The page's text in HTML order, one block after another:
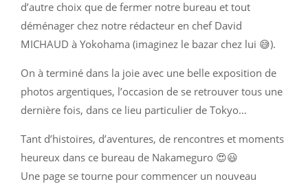
d’autre choix que de fermer notre bureau et tout
déménager chez notre rédacteur en chef David
MICHAUD à Yokohama (imaginez le bazar chez lui 😅).
On à terminé dans la joie avec une belle exposition de
photos argentiques, l’occasion de se retrouver tous une
dernière fois, dans ce lieu particulier de Tokyo…
Tant d’histoires, d’aventures, de rencontres et moments
heureux dans ce bureau de Nakameguro 😍😃
Une page se tourne pour commencer un nouveau